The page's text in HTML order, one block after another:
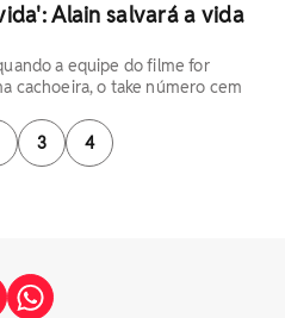
Alain salvará a vida
a equipe do filme for
cachoeira, o take número cem
3 4